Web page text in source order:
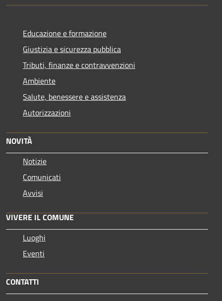
Educazione e formazione
Giustizia e sicurezza pubblica
Tributi, finanze e contravvenzioni
Ambiente
Salute, benessere e assistenza
Autorizzazioni
NOVITÀ
Notizie
Comunicati
Avvisi
VIVERE IL COMUNE
Luoghi
Eventi
CONTATTI